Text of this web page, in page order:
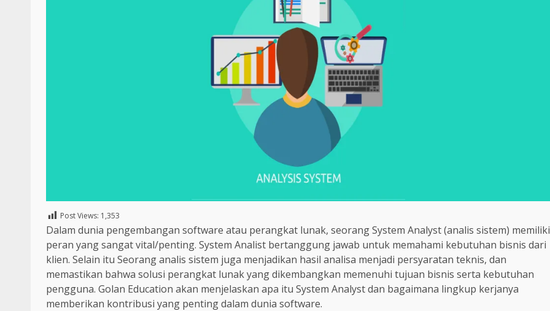
Post Views: 1,353
Dalam dunia pengembangan software atau perangkat lunak, seorang System Analyst (analis sistem) memiliki
peran yang sangat vital/penting. System Analist bertanggung jawab untuk memahami kebutuhan bisnis dari
klien. Selain itu Seorang analis sistem juga menjadikan hasil analisa menjadi persyaratan teknis, dan
memastikan bahwa solusi perangkat lunak yang dikembangkan memenuhi tujuan bisnis serta kebutuhan
pengguna. Golan Education akan menjelaskan apa itu System Analyst dan bagaimana lingkup kerjanya
memberikan kontribusi yang penting dalam dunia software.